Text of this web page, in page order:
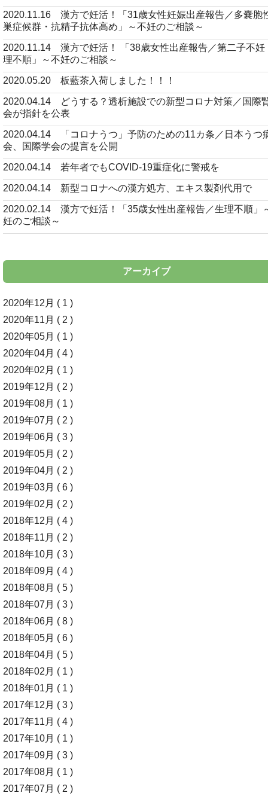
2020.11.16 漢方で妊活！「31歳女性妊娠出産報告／多嚢胞
巣症候群・抗精子抗体高め」～不妊のご相談～
2020.11.14 漢方で妊活！ 「38歳女性出産報告／第二子不妊
理不順」～不妊のご相談～
2020.05.20 板藍茶入荷しました！！！
2020.04.14 どうする？透析施設での新型コロナ対策／国際
会が指針を公表
2020.04.14 「コロナうつ」予防のための11カ条／日本うつ
会、国際学会の提言を公開
2020.04.14 若年者でもCOVID-19重症化に警戒を
2020.04.14 新型コロナへの漢方処方、エキス製剤代用で
2020.02.14 漢方で妊活！「35歳女性出産報告／生理不順」
妊のご相談～
アーカイブ
2020年12月 ( 1 )
2020年11月 ( 2 )
2020年05月 ( 1 )
2020年04月 ( 4 )
2020年02月 ( 1 )
2019年12月 ( 2 )
2019年08月 ( 1 )
2019年07月 ( 2 )
2019年06月 ( 3 )
2019年05月 ( 2 )
2019年04月 ( 2 )
2019年03月 ( 6 )
2019年02月 ( 2 )
2018年12月 ( 4 )
2018年11月 ( 2 )
2018年10月 ( 3 )
2018年09月 ( 4 )
2018年08月 ( 5 )
2018年07月 ( 3 )
2018年06月 ( 8 )
2018年05月 ( 6 )
2018年04月 ( 5 )
2018年02月 ( 1 )
2018年01月 ( 1 )
2017年12月 ( 3 )
2017年11月 ( 4 )
2017年10月 ( 1 )
2017年09月 ( 3 )
2017年08月 ( 1 )
2017年07月 ( 2 )